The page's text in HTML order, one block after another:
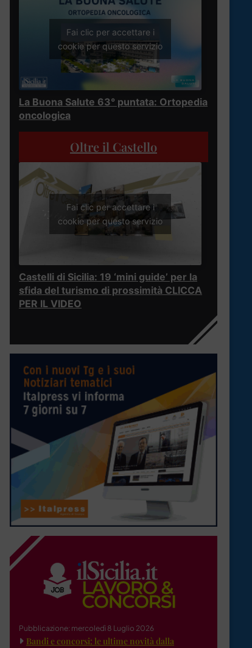
Fai clic per accettare i
cookie per questo servizio
La Buona Salute 63° puntata: Ortopedia
oncologica
Oltre il Castello
Fai clic per accettare i
cookie per questo servizio
Castelli di Sicilia: 19 ‘mini guide’ per la
sfida del turismo di prossimità CLICCA
PER IL VIDEO
Pubblicazione: mercoledì 8 Luglio 2026
Bandi e concorsi: le ultime novità dalla